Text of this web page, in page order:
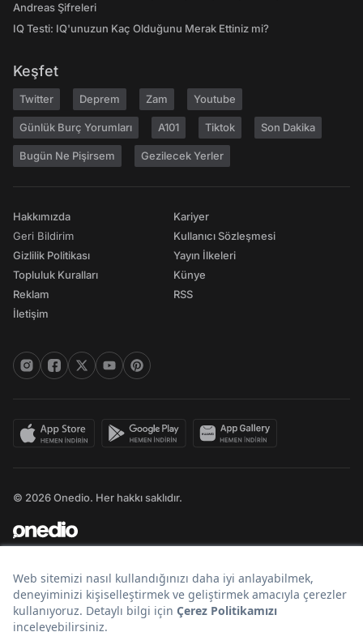
Andreas Şifreleri
IQ Testi: IQ'unuzun Kaç Olduğunu Merak Ettiniz mi?
Keşfet
Twitter Deprem Zam Youtube
Günlük Burç Yorumları A101 Tiktok Son Dakika
Bugün Ne Pişirsem Gezilecek Yerler
Hakkımızda
Geri Bildirim
Gizlilik Politikası
Topluluk Kuralları
Reklam
İletişim
Kariyer
Kullanıcı Sözleşmesi
Yayın İlkeleri
Künye
RSS
© 2026 Onedio. Her hakkı saklıdır.
Bir markasıdır.